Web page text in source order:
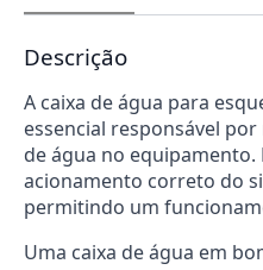
Descrição
A caixa de água para
essencial responsável
de água no
acionamento correto do
permitindo um
Uma caixa de água em